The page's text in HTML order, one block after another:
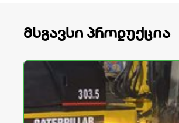
მსგავსი პროდუქცია